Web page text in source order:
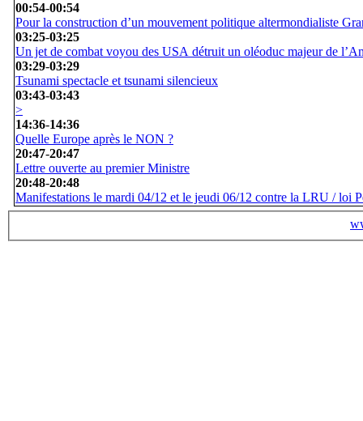
00:54-00:54
Pour la construction d’un mouvement politique altermondialiste
03:25-03:25
Un jet de combat voyou des USA détruit un oléoduc majeur de
03:29-03:29
Tsunami spectacle et tsunami silencieux
03:43-03:43
>
14:36-14:36
Quelle Europe après le NON ?
20:47-20:47
Lettre ouverte au premier Ministre
20:48-20:48
Manifestations le mardi 04/12 et le jeudi 06/12 contre la LRU / loi